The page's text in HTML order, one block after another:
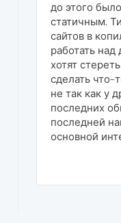
до этого
статичным.
сайтов в
работать
хотят
сделать что-
не так как у
последних
последней
основной